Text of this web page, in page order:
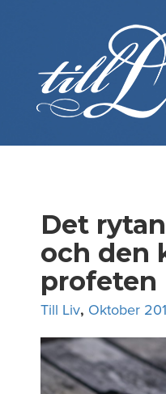
Det
och den
profeten
Till Liv, Oktober